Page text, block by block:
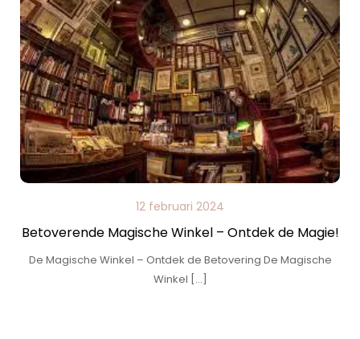
12 februari 2024
Betoverende Magische Winkel – Ontdek de Magie!
De Magische Winkel – Ontdek de Betovering De Magische
Winkel […]